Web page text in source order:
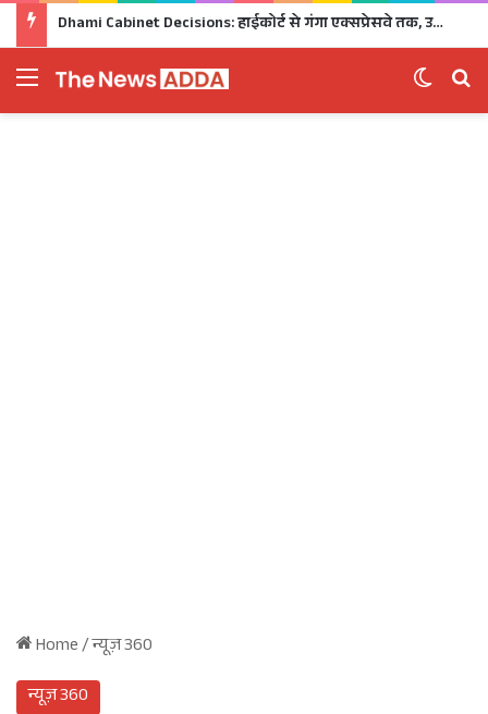
Dhami Cabinet Decisions: हाईकोर्ट से गंगा एक्सप्रेसवे तक, उत्तराखंड कैबिनेट के बड़े फैसले Click
Menu
Home/न्यूज़ 360
न्यूज़ 360